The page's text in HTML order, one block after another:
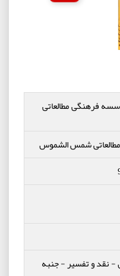
فرهنگی مطالعاتی
شمس الشموس
-نقد و تفسیر-جنبه